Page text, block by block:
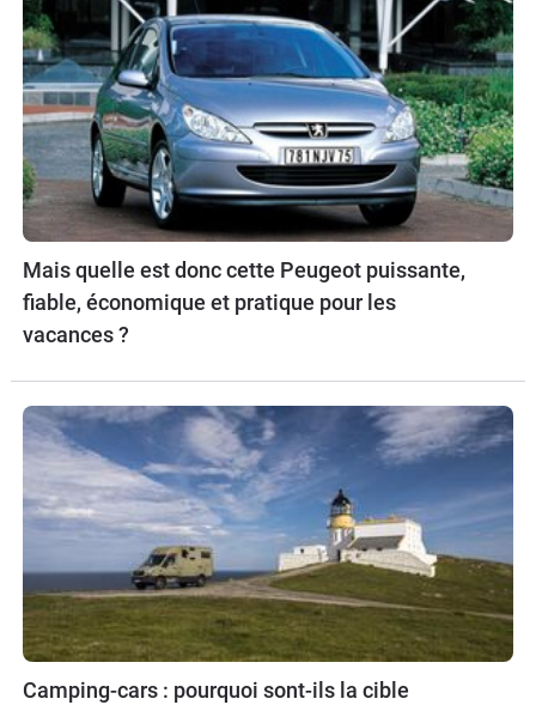
Mais quelle est donc cette Peugeot puissante,
fiable, économique et pratique pour les
vacances ?
Camping-cars : pourquoi sont-ils la cible